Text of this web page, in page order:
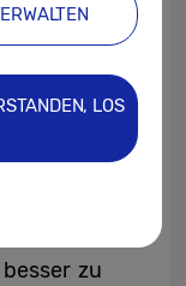
und
mit
zu
LOS